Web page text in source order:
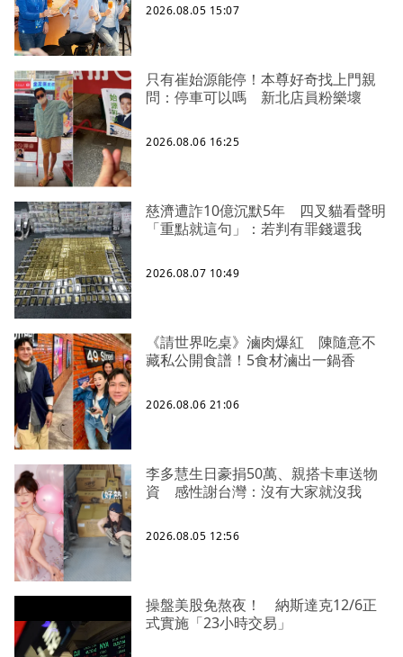
2026.08.05 15:07
只有崔始源能停！本尊好奇找上門親
問：停車可以嗎 新北店員粉樂壞
2026.08.06 16:25
慈濟遭詐10億沉默5年 四叉貓看聲明
「重點就這句」：若判有罪錢還我
2026.08.07 10:49
《請世界吃桌》滷肉爆紅 陳隨意不
藏私公開食譜！5食材滷出一鍋香
2026.08.06 21:06
李多慧生日豪捐50萬、親搭卡車送物
資 感性謝台灣：沒有大家就沒我
2026.08.05 12:56
操盤美股免熬夜！ 納斯達克12/6正
式實施「23小時交易」